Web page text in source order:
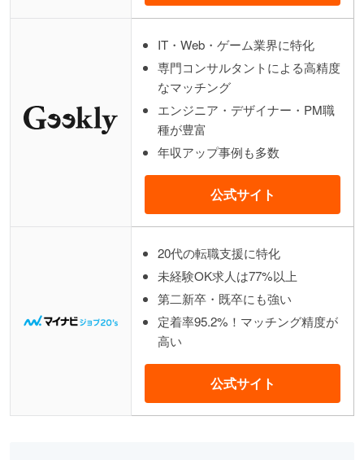
IT・Web・ゲーム業界に特化
専門コンサルタントによる高精度
なマッチング
エンジニア・デザイナー・PM職
種が豊富
年収アップ事例も多数
公式サイト
20代の転職支援に特化
未経験OK求人は77%以上
第二新卒・既卒にも強い
定着率95.2%！マッチング精度が
高い
公式サイト